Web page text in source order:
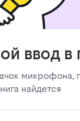
ввод в
микрофона,
найдется